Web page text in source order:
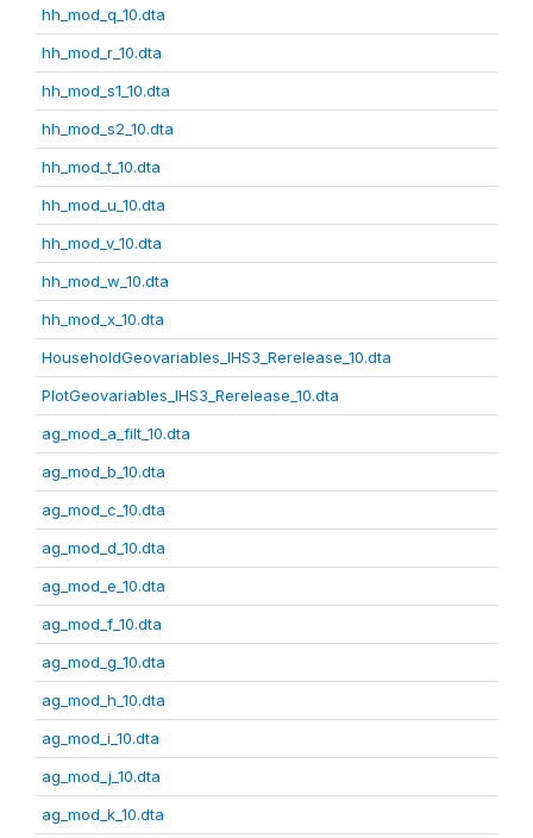
hh_mod_q_10.dta
hh_mod_r_10.dta
hh_mod_s1_10.dta
hh_mod_s2_10.dta
hh_mod_t_10.dta
hh_mod_u_10.dta
hh_mod_v_10.dta
hh_mod_w_10.dta
hh_mod_x_10.dta
HouseholdGeovariables_IHS3_Rerelease_10.dta
PlotGeovariables_IHS3_Rerelease_10.dta
ag_mod_a_filt_10.dta
ag_mod_b_10.dta
ag_mod_c_10.dta
ag_mod_d_10.dta
ag_mod_e_10.dta
ag_mod_f_10.dta
ag_mod_g_10.dta
ag_mod_h_10.dta
ag_mod_i_10.dta
ag_mod_j_10.dta
ag_mod_k_10.dta